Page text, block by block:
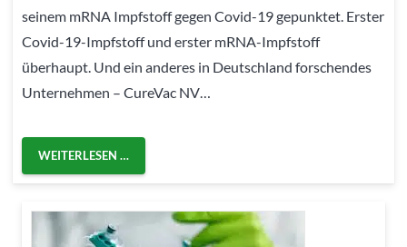
seinem mRNA Impfstoff gegen Covid-19 gepunktet. Erster
Covid-19-Impfstoff und erster mRNA-Impfstoff
überhaupt. Und ein anderes in Deutschland forschendes
Unternehmen – CureVac NV…
WEITERLESEN …